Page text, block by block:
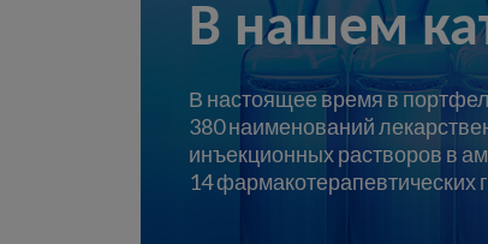
В нашем
В настоящее время в
380 наименований
инъекционных растворов в
14 фармакотерапевтических